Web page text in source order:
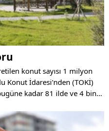
konut sayısı 1 milyon
Konut İdaresi'nden (TOKİ)
kadar 81 ilde ve 4 bin
yapıldı.